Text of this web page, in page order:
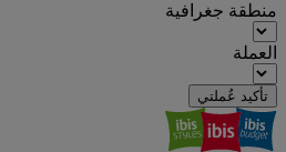
منطقة جغرافية
العملة
تأكيد عُملتي